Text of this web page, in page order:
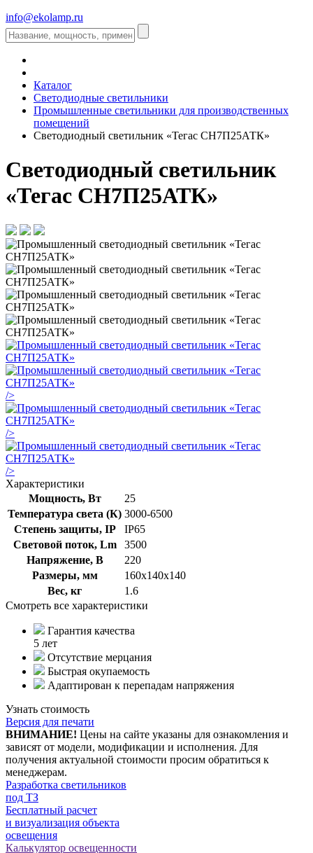
info@ekolamp.ru
Каталог
Светодиодные светильники
Промышленные светильники для производственных
помещений
Светодиодный светильник «Тегас СН7П25АТК»
Светодиодный светильник
«Тегас СН7П25АТК»
/>
/>
/>
Характеристики
Мощность, Вт
25
Температура света (К) 3000-6500
Степень защиты, IP
IP65
Световой поток, Lm
3500
Напряжение, В
220
Размеры, мм
160х140х140
Вес, кг
1.6
Смотреть все характеристики
Гарантия качества
5 лет
Отсутствие мерцания
Быстрая окупаемость
Адаптирован к перепадам напряжения
Узнать стоимость
Версия для печати
ВНИМАНИЕ! Цены на сайте указаны для ознакомления и
зависят от модели, модификации и исполнения. Для
получения актуальной стоимости просим обратиться к
менеджерам.
Разработка светильников
под ТЗ
Бесплатный расчет
и визуализация объекта
освещения
Калькулятор освещенности